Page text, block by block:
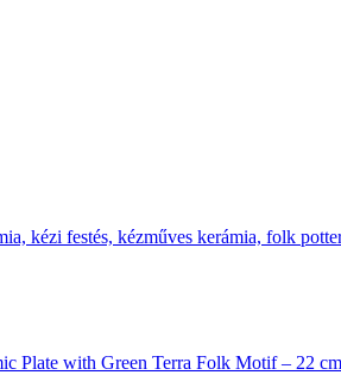
Plate with Green Terra Folk Motif – 22 cm